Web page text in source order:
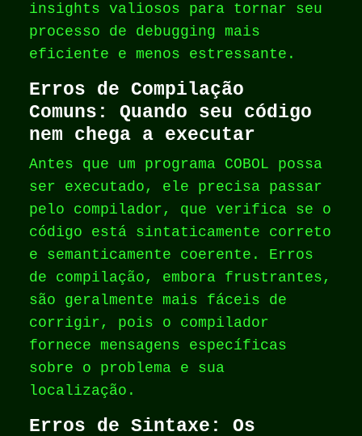
insights valiosos para tornar seu
processo de debugging mais
eficiente e menos estressante.
Erros de Compilação
Comuns: Quando seu código
nem chega a executar
Antes que um programa COBOL possa
ser executado, ele precisa passar
pelo compilador, que verifica se o
código está sintaticamente correto
e semanticamente coerente. Erros
de compilação, embora frustrantes,
são geralmente mais fáceis de
corrigir, pois o compilador
fornece mensagens específicas
sobre o problema e sua
localização.
Erros de Sintaxe: Os